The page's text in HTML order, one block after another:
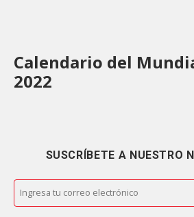
Calendario del
2022
SUSCRÍBETE A NUESTRO